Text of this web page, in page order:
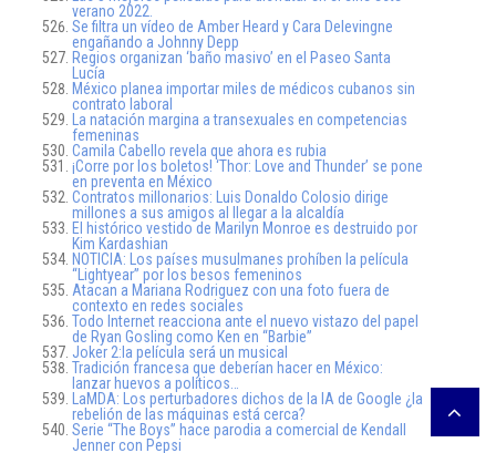
verano 2022.
Se filtra un vídeo de Amber Heard y Cara Delevingne
engañando a Johnny Depp
Regios organizan ‘baño masivo’ en el Paseo Santa
Lucía
México planea importar miles de médicos cubanos sin
contrato laboral
La natación margina a transexuales en competencias
femeninas
Camila Cabello revela que ahora es rubia
¡Corre por los boletos! ‘Thor: Love and Thunder’ se pone
en preventa en México
Contratos millonarios: Luis Donaldo Colosio dirige
millones a sus amigos al llegar a la alcaldía
El histórico vestido de Marilyn Monroe es destruido por
Kim Kardashian
NOTICIA: Los países musulmanes prohíben la película
“Lightyear” por los besos femeninos
Atacan a Mariana Rodriguez con una foto fuera de
contexto en redes sociales
Todo Internet reacciona ante el nuevo vistazo del papel
de Ryan Gosling como Ken en “Barbie”
Joker 2:la película será un musical
Tradición francesa que deberían hacer en México:
lanzar huevos a políticos…
LaMDA: Los perturbadores dichos de la IA de Google ¿la
rebelión de las máquinas está cerca?
Serie “The Boys” hace parodia a comercial de Kendall
Jenner con Pepsi